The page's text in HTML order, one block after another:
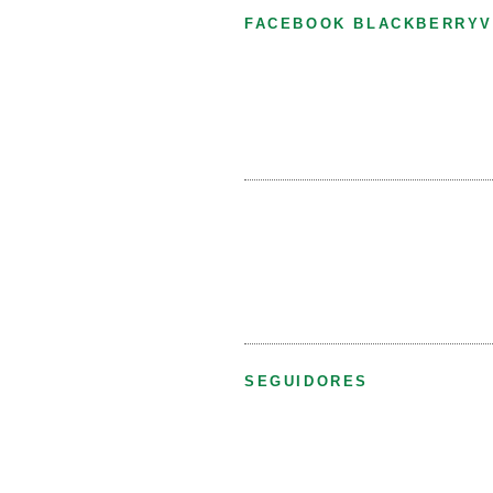
FACEBOOK
SEGUIDORES